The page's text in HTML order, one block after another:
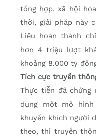
tổng hợp, xã hội
thời, giải pháp này
Liêu hoàn thành
hơn 4 triệu lượt
khoảng 8.000 tỷ
Tích cực truyền
Thực tiễn đã chứng
dụng một mô
khuyến khích người
theo, thì truyền